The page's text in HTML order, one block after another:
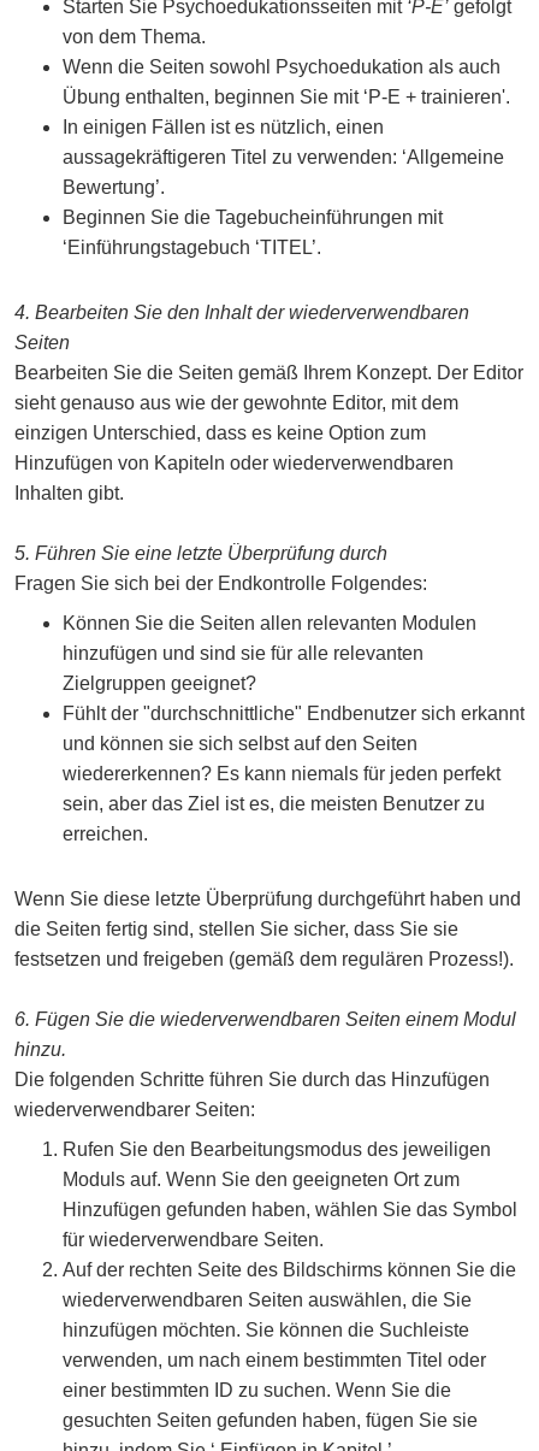
Starten Sie Psychoedukationsseiten mit ‘P-E’ gefolgt
von dem Thema.
Wenn die Seiten sowohl Psychoedukation als auch
Übung enthalten, beginnen Sie mit ‘P-E + trainieren'.
In einigen Fällen ist es nützlich, einen
aussagekräftigeren Titel zu verwenden: ‘Allgemeine
Bewertung’.
Beginnen Sie die Tagebucheinführungen mit
‘Einführungstagebuch ‘TITEL’.
4. Bearbeiten Sie den Inhalt der wiederverwendbaren
Seiten
Bearbeiten Sie die Seiten gemäß Ihrem Konzept. Der Editor
sieht genauso aus wie der gewohnte Editor, mit dem
einzigen Unterschied, dass es keine Option zum
Hinzufügen von Kapiteln oder wiederverwendbaren
Inhalten gibt.
5. Führen Sie eine letzte Überprüfung durch
Fragen Sie sich bei der Endkontrolle Folgendes:
Können Sie die Seiten allen relevanten Modulen
hinzufügen und sind sie für alle relevanten
Zielgruppen geeignet?
Fühlt der "durchschnittliche" Endbenutzer sich erkannt
und können sie sich selbst auf den Seiten
wiedererkennen? Es kann niemals für jeden perfekt
sein, aber das Ziel ist es, die meisten Benutzer zu
erreichen.
Wenn Sie diese letzte Überprüfung durchgeführt haben und
die Seiten fertig sind, stellen Sie sicher, dass Sie sie
festsetzen und freigeben (gemäß dem regulären Prozess!).
6. Fügen Sie die wiederverwendbaren Seiten einem Modul
hinzu.
Die folgenden Schritte führen Sie durch das Hinzufügen
wiederverwendbarer Seiten:
Rufen Sie den Bearbeitungsmodus des jeweiligen
Moduls auf. Wenn Sie den geeigneten Ort zum
Hinzufügen gefunden haben, wählen Sie das Symbol
für wiederverwendbare Seiten.
Auf der rechten Seite des Bildschirms können Sie die
wiederverwendbaren Seiten auswählen, die Sie
hinzufügen möchten. Sie können die Suchleiste
verwenden, um nach einem bestimmten Titel oder
einer bestimmten ID zu suchen. Wenn Sie die
gesuchten Seiten gefunden haben, fügen Sie sie